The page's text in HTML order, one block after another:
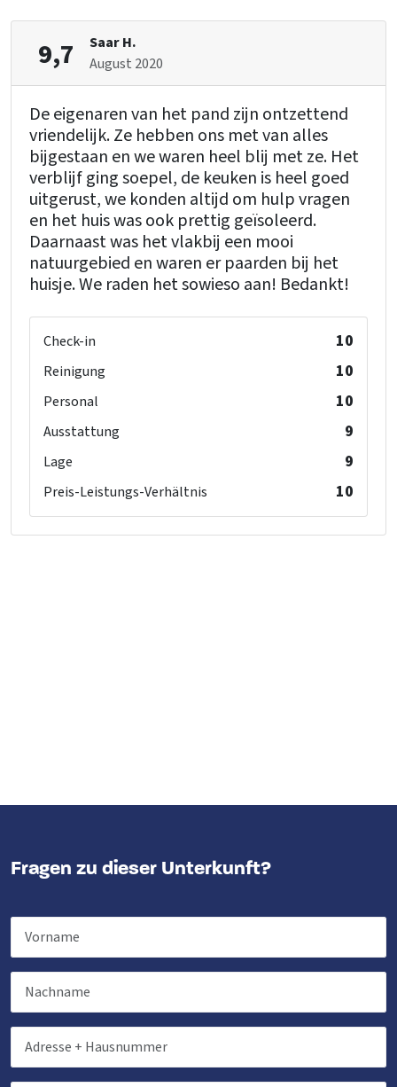
9,7
Saar H.
August 2020
De eigenaren van het pand zijn ontzettend
vriendelijk. Ze hebben ons met van alles
bijgestaan en we waren heel blij met ze. Het
verblijf ging soepel, de keuken is heel goed
uitgerust, we konden altijd om hulp vragen
en het huis was ook prettig geïsoleerd.
Daarnaast was het vlakbij een mooi
natuurgebied en waren er paarden bij het
huisje. We raden het sowieso aan! Bedankt!
Check-in 10
Reinigung 10
Personal 10
Ausstattung 9
Lage 9
Preis-Leistungs-Verhältnis 10
Fragen zu dieser Unterkunft?